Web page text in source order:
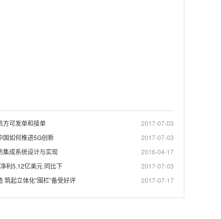
方可发单和接单
2017-07-03
国如何推进5G创新
2017-07-03
集成系统设计与实现
2016-04-17
利5.12亿美元 同比下
2017-07-03
筑起立体化“围栏”备受好评 2017-07-17